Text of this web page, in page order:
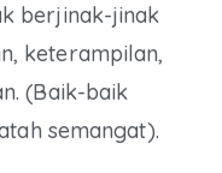
berjinak-jinak
keterampilan,
(Baik-baik
semangat).